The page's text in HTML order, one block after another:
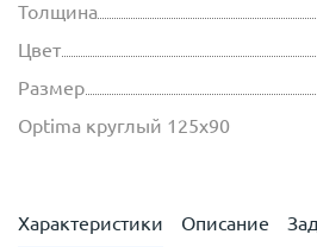
Толщина
Цвет
Размер
Optima круглый 125х90
Характеристики Описание